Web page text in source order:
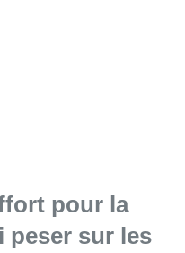
pour la
peser sur les